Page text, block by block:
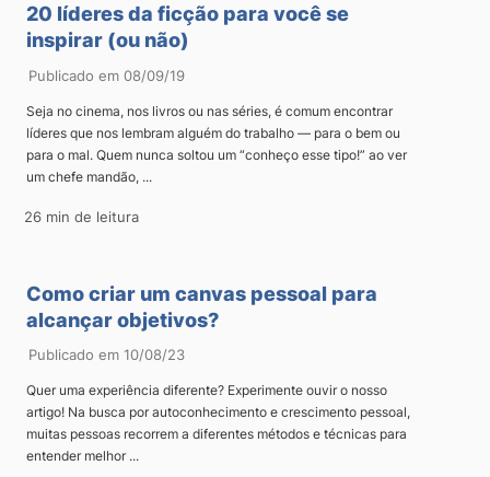
20 líderes da ficção para você se
inspirar (ou não)
Publicado em 08/09/19
Seja no cinema, nos livros ou nas séries, é comum encontrar
líderes que nos lembram alguém do trabalho — para o bem ou
para o mal. Quem nunca soltou um “conheço esse tipo!” ao ver
um chefe mandão, ...
26 min de leitura
Como criar um canvas pessoal para
alcançar objetivos?
Publicado em 10/08/23
Quer uma experiência diferente? Experimente ouvir o nosso
artigo! Na busca por autoconhecimento e crescimento pessoal,
muitas pessoas recorrem a diferentes métodos e técnicas para
entender melhor ...